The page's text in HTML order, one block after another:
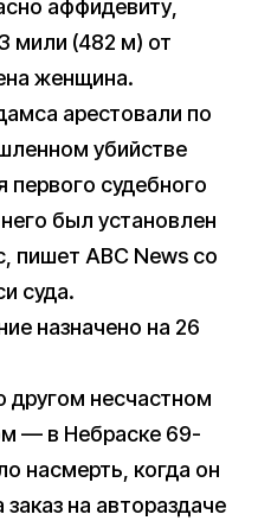
аффидевиту,
мили (482 м) от
женщина.
арестовали по
убийстве
первого судебного
был установлен
пишет ABC News со
суда.
назначено на 26
другом несчастном
— в Небраске 69-
насмерть, когда он
на автораздаче